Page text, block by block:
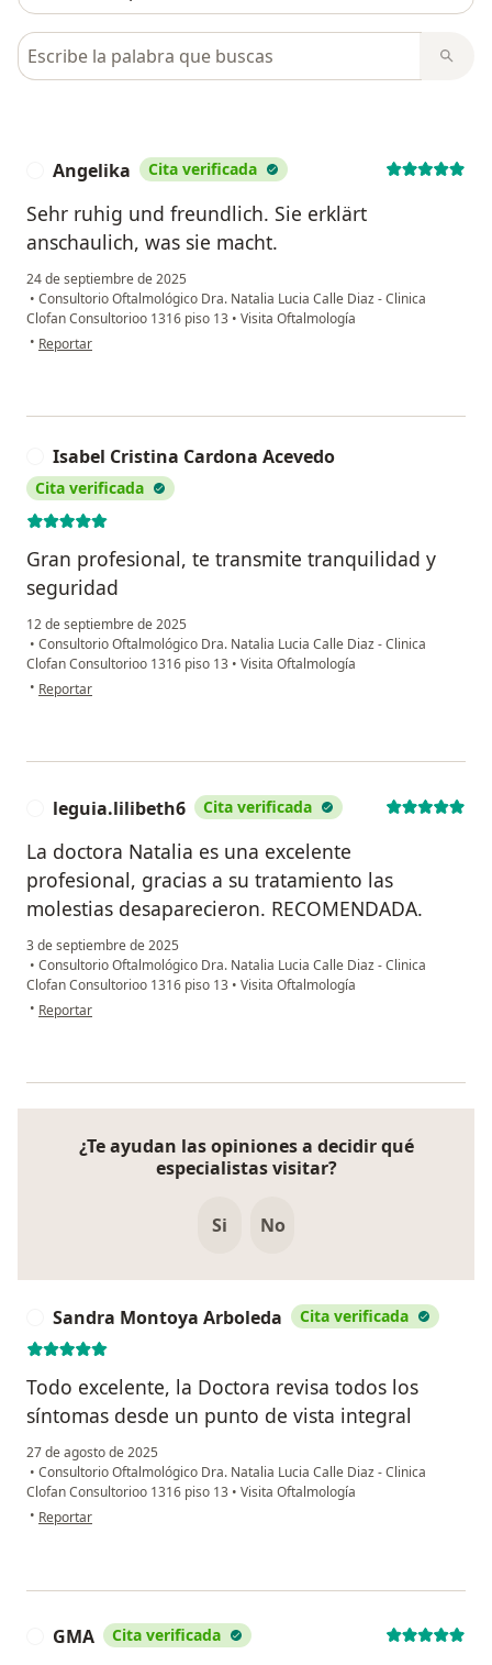
Busca en opiniones
Angelika Cita verificada
Sehr ruhig und freundlich. Sie erklärt
anschaulich, was sie macht.
24 de septiembre de 2025
• Consultorio Oftalmológico Dra. Natalia Lucia Calle Diaz - Clinica
Clofan Consultorioo 1316 piso 13 • Visita Oftalmología
• en opinión del usuario Angelika
Reportar
Isabel Cristina Cardona Acevedo
Cita verificada
Gran profesional, te transmite tranquilidad y
seguridad
12 de septiembre de 2025
• Consultorio Oftalmológico Dra. Natalia Lucia Calle Diaz - Clinica
Clofan Consultorioo 1316 piso 13 • Visita Oftalmología
• en opinión del usuario Isabel Cristina Cardona Acevedo
Reportar
leguia.lilibeth6 Cita verificada
La doctora Natalia es una excelente
profesional, gracias a su tratamiento las
molestias desaparecieron. RECOMENDADA.
3 de septiembre de 2025
• Consultorio Oftalmológico Dra. Natalia Lucia Calle Diaz - Clinica
Clofan Consultorioo 1316 piso 13 • Visita Oftalmología
• en opinión del usuario leguia.lilibeth6
Reportar
¿Te ayudan las opiniones a decidir qué
especialistas visitar?
Si No
Sandra Montoya Arboleda Cita verificada
Todo excelente, la Doctora revisa todos los
síntomas desde un punto de vista integral
27 de agosto de 2025
• Consultorio Oftalmológico Dra. Natalia Lucia Calle Diaz - Clinica
Clofan Consultorioo 1316 piso 13 • Visita Oftalmología
• en opinión del usuario Sandra Montoya Arboleda
Reportar
GMA Cita verificada